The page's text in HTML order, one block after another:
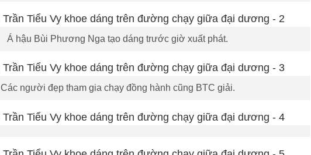
Á hậu Bùi Phương Nga tạo dáng trước giờ xuất phát.
Các người đẹp tham gia chạy đồng hành cũng BTC giải.